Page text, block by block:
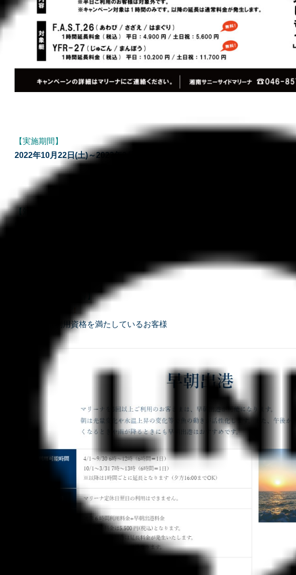
【実施期間】
2022年10月22日(土)～2023年3月31日(金)
【対象艇】
【キャンペーン内容】
※早朝出港利用資格を満たしているお客様